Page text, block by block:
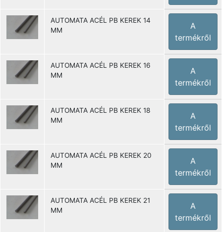
AUTOMATA ACÉL PB KEREK 14
MM
A
termékről
AUTOMATA ACÉL PB KEREK 16
MM
A
termékről
AUTOMATA ACÉL PB KEREK 18
MM
A
termékről
AUTOMATA ACÉL PB KEREK 20
MM
A
termékről
AUTOMATA ACÉL PB KEREK 21
MM
A
termékről